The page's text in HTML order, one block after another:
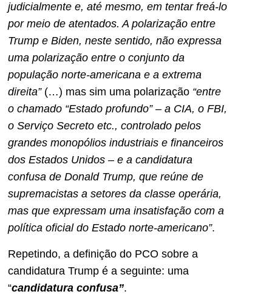
judicialmente e, até mesmo, em tentar freá-lo
por meio de atentados. A polarização entre
Trump e Biden, neste sentido, não expressa
uma polarização entre o conjunto da
população norte-americana e a extrema
direita” (…) mas sim uma polarização “entre
o chamado “Estado profundo” – a CIA, o FBI,
o Serviço Secreto etc., controlado pelos
grandes monopólios industriais e financeiros
dos Estados Unidos – e a candidatura
confusa de Donald Trump, que reúne de
supremacistas a setores da classe operária,
mas que expressam uma insatisfação com a
política oficial do Estado norte-americano”.
Repetindo, a definição do PCO sobre a
candidatura Trump é a seguinte: uma
“candidatura confusa”.